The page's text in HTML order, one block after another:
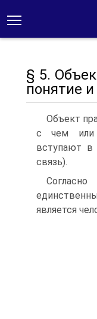
§ 5.
понятие
Объект
с чем или
вступают в
связь).
является